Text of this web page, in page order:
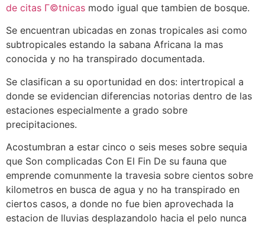
de citas Г©tnicas modo igual que tambien de bosque.
Se encuentran ubicadas en zonas tropicales asi­ como
subtropicales estando la sabana Africana la mas
conocida y no ha transpirado documentada.
Se clasifican a su oportunidad en dos: intertropical a
donde se evidencian diferencias notorias dentro de las
estaciones especialmente a grado sobre
precipitaciones.
Acostumbran a estar cinco o seis meses sobre sequia
que Son complicadas Con El Fin De su fauna que
emprende comunmente la travesia sobre cientos sobre
kilometros en busca de agua y no ha transpirado en
ciertos casos, a donde no fue bien aprovechada la
estacion de lluvias desplazandolo hacia el pelo nunca